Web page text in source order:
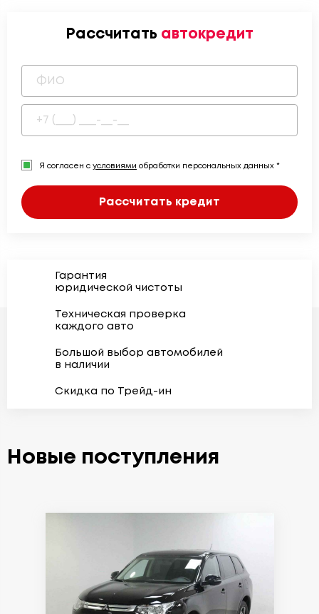
Рассчитать автокредит
Я согласен с условиями обработки персональных данных *
Рассчитать кредит
Гарантия
юридической чистоты
Техническая проверка
каждого авто
Большой выбор автомобилей
в наличии
Скидка по Трейд-ин
Новые поступления